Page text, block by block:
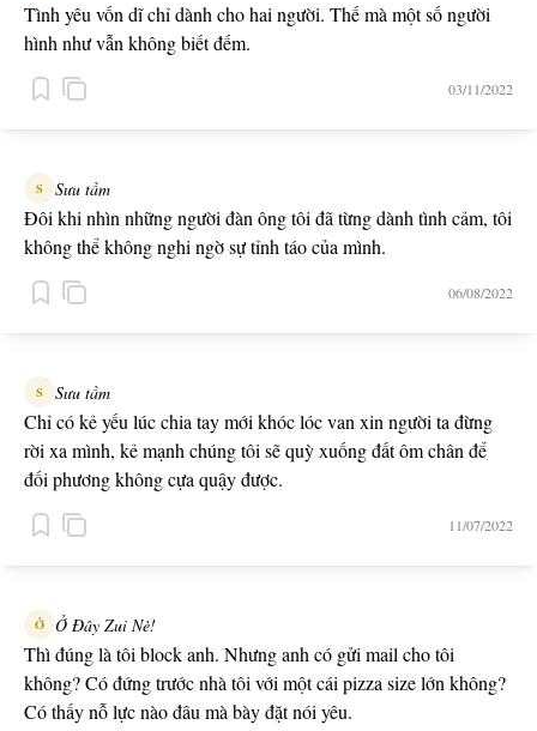
Tình yêu vốn dĩ chỉ dành cho hai người. Thế mà một số người
hình như vẫn không biết đếm.
03/11/2022
S Sưu tầm
Đôi khi nhìn những người đàn ông tôi đã từng dành tình cảm, tôi
không thể không nghi ngờ sự tỉnh táo của mình.
06/08/2022
S Sưu tầm
Chỉ có kẻ yếu lúc chia tay mới khóc lóc van xin người ta đừng
rời xa mình, kẻ mạnh chúng tôi sẽ quỳ xuống đất ôm chân để
đối phương không cựa quậy được.
11/07/2022
Ở Ở Đây Zui Nè!
Thì đúng là tôi block anh. Nhưng anh có gửi mail cho tôi
không? Có đứng trước nhà tôi với một cái pizza size lớn không?
Có thấy nỗ lực nào đâu mà bày đặt nói yêu.